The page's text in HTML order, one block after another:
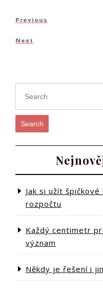
Navigace
pro
Previous
Previous
Next
Next
Search
Jak si užít
rozpočtu
Každý centimetr
význam
Někdy je řešení i